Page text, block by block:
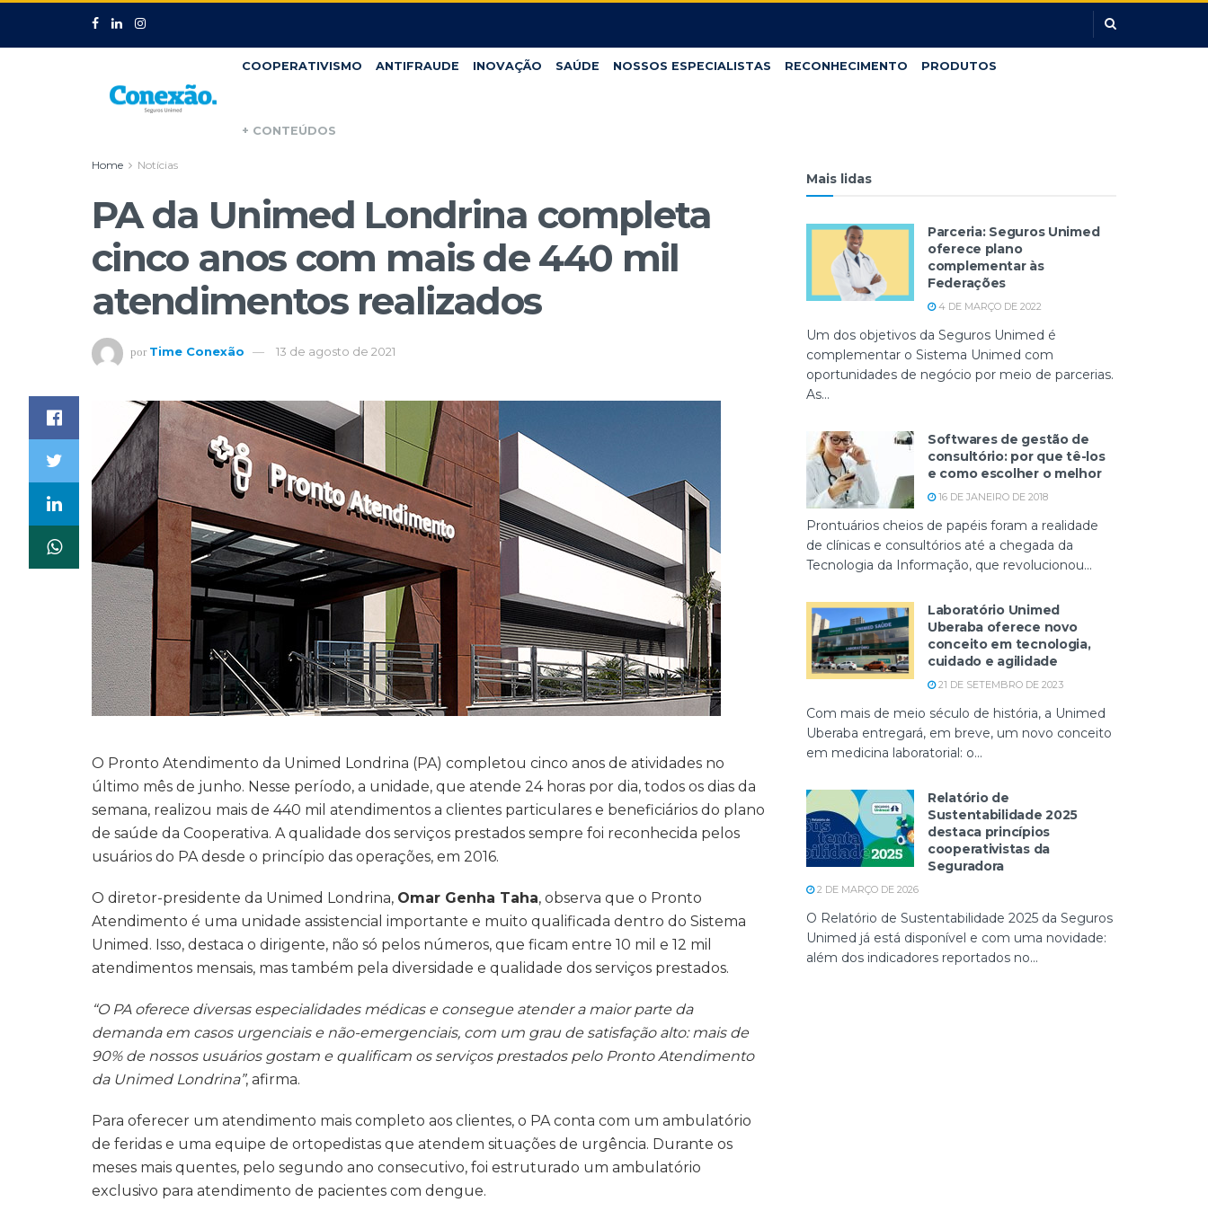
COOPERATIVISMO ANTIFRAUDE INOVAÇÃO SAÚDE NOSSOS ESPECIALISTAS RECONHECIMENTO PRODUTOS
+ CONTEÚDOS
Home Notícias
PA da Unimed Londrina completa
cinco anos com mais de 440 mil
atendimentos realizados
por Time Conexão 13 de agosto de 2021
O Pronto Atendimento da Unimed Londrina (PA) completou cinco anos de atividades no
último mês de junho. Nesse período, a unidade, que atende 24 horas por dia, todos os dias da
semana, realizou mais de 440 mil atendimentos a clientes particulares e beneficiários do plano
de saúde da Cooperativa. A qualidade dos serviços prestados sempre foi reconhecida pelos
usuários do PA desde o princípio das operações, em 2016.
O diretor-presidente da Unimed Londrina, Omar Genha Taha, observa que o Pronto
Atendimento é uma unidade assistencial importante e muito qualificada dentro do Sistema
Unimed. Isso, destaca o dirigente, não só pelos números, que ficam entre 10 mil e 12 mil
atendimentos mensais, mas também pela diversidade e qualidade dos serviços prestados.
“O PA oferece diversas especialidades médicas e consegue atender a maior parte da
demanda em casos urgenciais e não-emergenciais, com um grau de satisfação alto: mais de
90% de nossos usuários gostam e qualificam os serviços prestados pelo Pronto Atendimento
da Unimed Londrina”, afirma.
Para oferecer um atendimento mais completo aos clientes, o PA conta com um ambulatório
de feridas e uma equipe de ortopedistas que atendem situações de urgência. Durante os
meses mais quentes, pelo segundo ano consecutivo, foi estruturado um ambulatório
exclusivo para atendimento de pacientes com dengue.
Mais lidas
Parceria: Seguros Unimed
oferece plano
complementar às
Federações
4 DE MARÇO DE 2022
Um dos objetivos da Seguros Unimed é
complementar o Sistema Unimed com
oportunidades de negócio por meio de parcerias.
As...
Softwares de gestão de
consultório: por que tê-los
e como escolher o melhor
16 DE JANEIRO DE 2018
Prontuários cheios de papéis foram a realidade
de clínicas e consultórios até a chegada da
Tecnologia da Informação, que revolucionou...
Laboratório Unimed
Uberaba oferece novo
conceito em tecnologia,
cuidado e agilidade
21 DE SETEMBRO DE 2023
Com mais de meio século de história, a Unimed
Uberaba entregará, em breve, um novo conceito
em medicina laboratorial: o...
Relatório de
Sustentabilidade 2025
destaca princípios
cooperativistas da
Seguradora
2 DE MARÇO DE 2026
O Relatório de Sustentabilidade 2025 da Seguros
Unimed já está disponível e com uma novidade:
além dos indicadores reportados no...